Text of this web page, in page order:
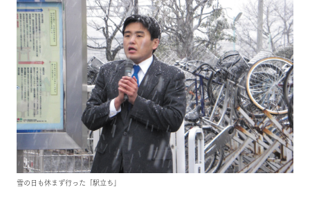
雪の日も休まず行った「駅立ち」